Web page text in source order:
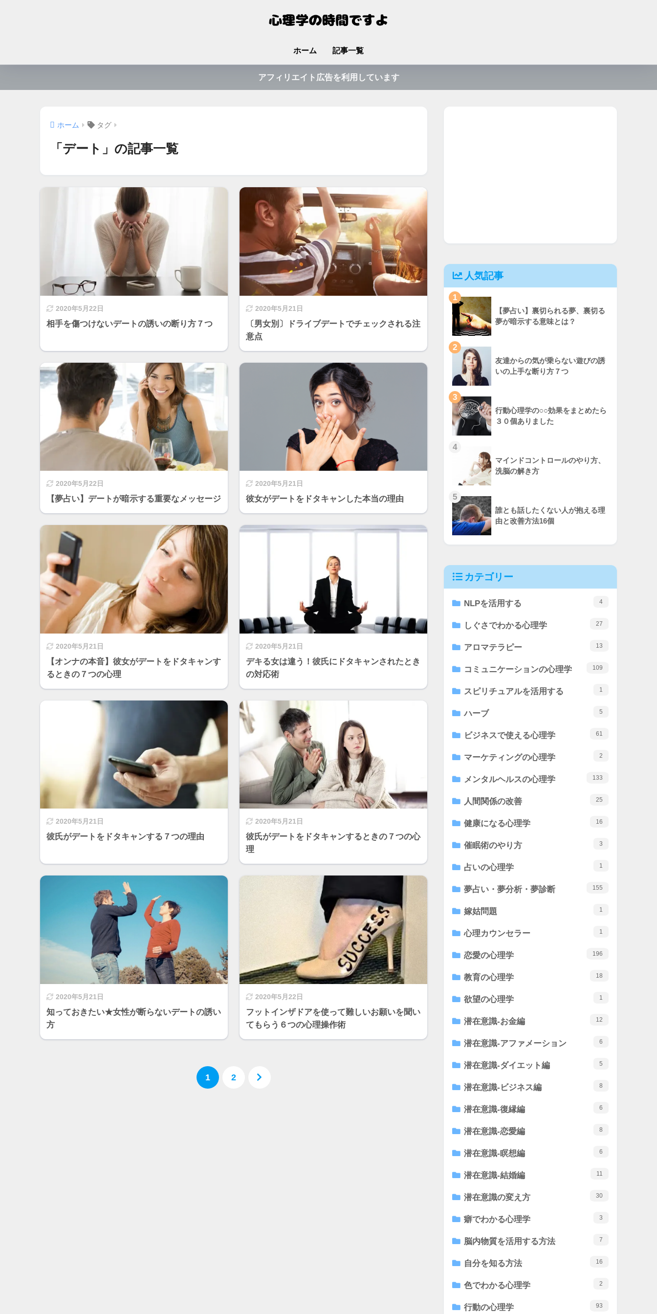
ホーム 記事一覧
アフィリエイト広告を利用しています
ホーム タグ
「デート」の記事一覧
2020年5月22日
相手を傷つけないデートの誘いの断り方７つ
2020年5月21日
〔男女別〕ドライブデートでチェックされる注
意点
2020年5月22日
【夢占い】デートが暗示する重要なメッセージ
2020年5月21日
彼女がデートをドタキャンした本当の理由
2020年5月21日
【オンナの本音】彼女がデートをドタキャンす
るときの７つの心理
2020年5月21日
デキる女は違う！彼氏にドタキャンされたとき
の対応術
2020年5月21日
彼氏がデートをドタキャンする７つの理由
2020年5月21日
彼氏がデートをドタキャンするときの７つの心
理
2020年5月21日
知っておきたい★女性が断らないデートの誘い
方
2020年5月22日
フットインザドアを使って難しいお願いを聞い
てもらう６つの心理操作術
1 2
人気記事
1
【夢占い】裏切られる夢、裏切る
夢が暗示する意味とは？
2
友達からの気が乗らない遊びの誘
いの上手な断り方７つ
3
行動心理学の○○効果をまとめたら
３０個ありました
4
マインドコントロールのやり方、
洗脳の解き方
5
誰とも話したくない人が抱える理
由と改善方法16個
カテゴリー
NLPを活用する 4
しぐさでわかる心理学 27
アロマテラピー 13
コミュニケーションの心理学 109
スピリチュアルを活用する 1
ハーブ 5
ビジネスで使える心理学 61
マーケティングの心理学 2
メンタルヘルスの心理学 133
人間関係の改善 25
健康になる心理学 16
催眠術のやり方 3
占いの心理学 1
夢占い・夢分析・夢診断 155
嫁姑問題 1
心理カウンセラー 1
恋愛の心理学 196
教育の心理学 18
欲望の心理学 1
潜在意識-お金編 12
潜在意識-アファメーション 6
潜在意識-ダイエット編 5
潜在意識-ビジネス編 8
潜在意識-復縁編 6
潜在意識-恋愛編 8
潜在意識-瞑想編 6
潜在意識-結婚編 11
潜在意識の変え方 30
癖でわかる心理学 3
脳内物質を活用する方法 7
自分を知る方法 16
色でわかる心理学 2
行動の心理学 93